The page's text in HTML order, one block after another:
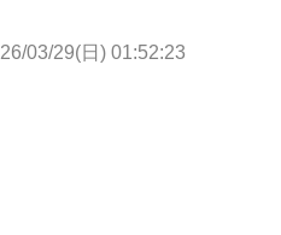
26/03/29(日) 01:52:23